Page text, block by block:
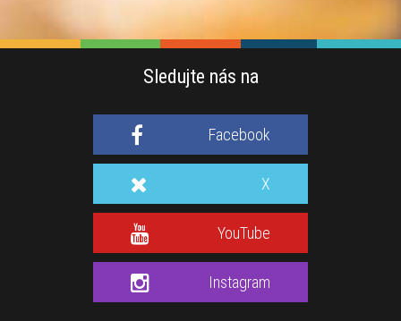
Sledujte nás na
Facebook
X
YouTube
Instagram